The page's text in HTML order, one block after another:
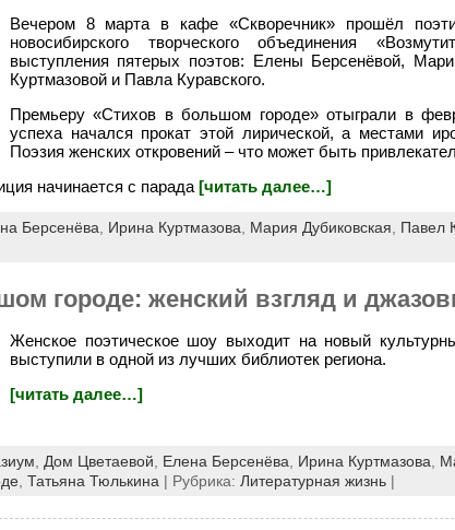
Вечером 8 марта в кафе «Скворечник» прошёл
новосибирского творческого объединения
выступления пятерых поэтов: Елены Берсенёвой,
Куртмазовой и Павла Куравского.
Премьеру «Стихов в большом городе» отыграли в
успеха начался прокат этой лирической, а местами
Поэзия женских откровений – что может быть
начинается с парада [читать далее…]
Берсенёва Ирина Куртмазова Мария Дубиковская Павел
городе: женский взгляд и
Женское поэтическое шоу выходит на новый
выступили в одной из лучших библиотек региона.
[читать далее…]
Дом Цветаевой Елена Берсенёва Ирина Куртмазова
Татьяна Тюлькина | Рубрика: Литературная жизнь|